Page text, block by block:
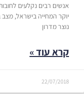
אנשים רבים נקלעים
יוקר המחייה בישראל,
נוצר מדרון
קרא עוד »
22/07/2018